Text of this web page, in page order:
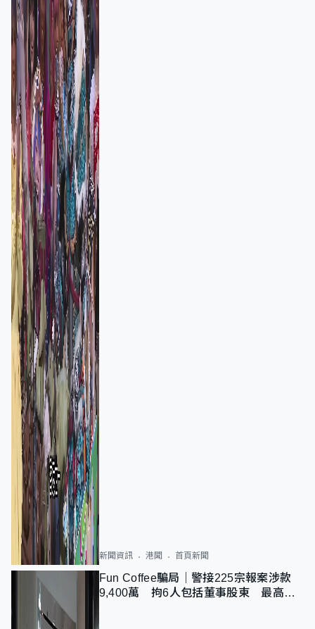
新聞資訊 港聞 首頁新聞
Fun Coffee騙局｜警接225宗報案涉款
9,400萬 拘6人包括董事股東 最高金